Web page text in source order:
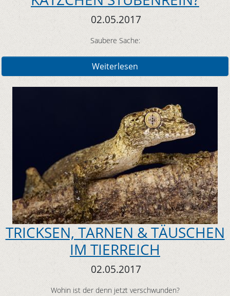
02.05.2017
Saubere Sache:
Weiterlesen
TRICKSEN, TARNEN & TÄUSCHEN
IM TIERREICH
02.05.2017
Wohin ist der denn jetzt verschwunden?